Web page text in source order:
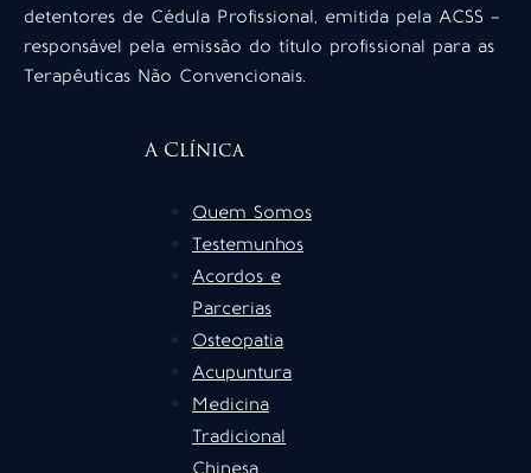
detentores de Cédula Profissional, emitida pela ACSS –
responsável pela emissão do título profissional para as
Terapêuticas Não Convencionais.
A Clínica
Quem Somos
Testemunhos
Acordos e
Parcerias
Osteopatia
Acupuntura
Medicina
Tradicional
Chinesa